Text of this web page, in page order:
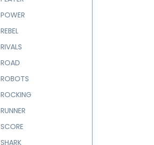
POWER
REBEL
RIVALS
ROAD
ROBOTS
ROCKING
RUNNER
SCORE
SHARK